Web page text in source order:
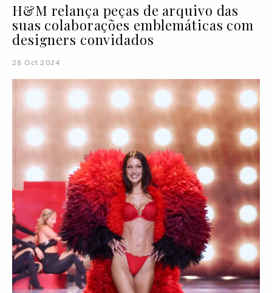
H&M relança peças de arquivo das
suas colaborações emblemáticas com
designers convidados
28 Oct 2024